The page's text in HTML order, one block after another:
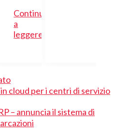
Continua
a
leggere
cloud per i centri di servizio
– annuncia il sistema di